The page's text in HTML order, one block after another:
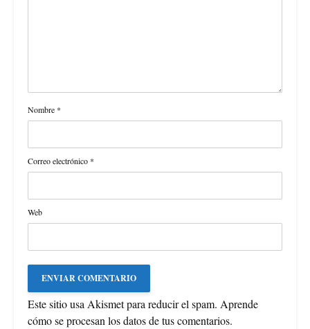
Nombre *
Correo electrónico *
Web
Este sitio usa Akismet para reducir el spam. Aprende
cómo se procesan los datos de tus comentarios.